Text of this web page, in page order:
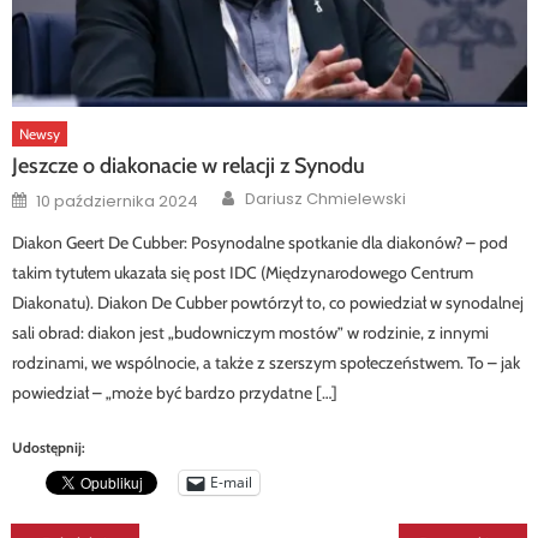
Newsy
Jeszcze o diakonacie w relacji z Synodu
Posted
on
10 października 2024 Author
Dariusz Chmielewski
Diakon Geert De Cubber: Posynodalne spotkanie dla diakonów? – pod
takim tytułem ukazała się post IDC (Międzynarodowego Centrum
Diakonatu). Diakon De Cubber powtórzył to, co powiedział w synodalnej
sali obrad: diakon jest „budowniczym mostów” w rodzinie, z innymi
rodzinami, we wspólnocie, a także z szerszym społeczeństwem. To – jak
powiedział – „może być bardzo przydatne […]
Udostępnij:
E-mail